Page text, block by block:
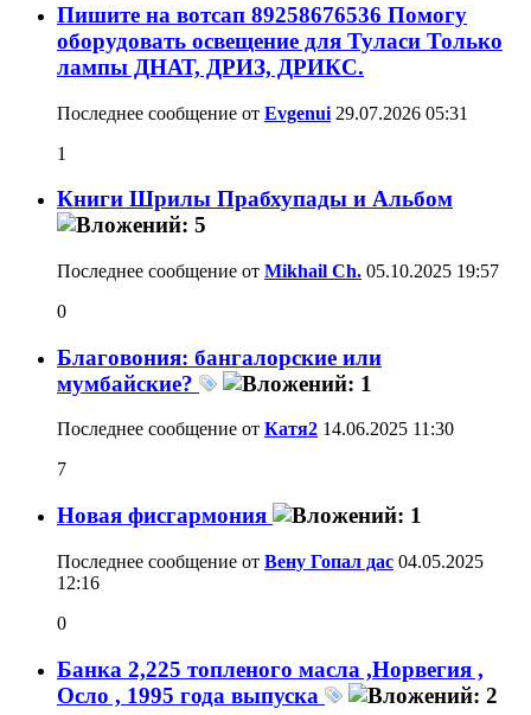
Пишите на вотсап 89258676536 Помогу
оборудовать освещение для Туласи Только
лампы ДНАТ, ДРИЗ, ДРИКС.
Последнее сообщение от Evgenui 29.07.2026 05:31
1
Книги Шрилы Прабхупады и Альбом
Последнее сообщение от Mikhail Ch. 05.10.2025 19:57
0
Благовония: бангалорские или
мумбайские?
Последнее сообщение от Катя2 14.06.2025 11:30
7
Новая фисгармония
Последнее сообщение от Вену Гопал дас 04.05.2025
12:16
0
Банка 2,225 топленого масла ,Норвегия ,
Осло , 1995 года выпуска